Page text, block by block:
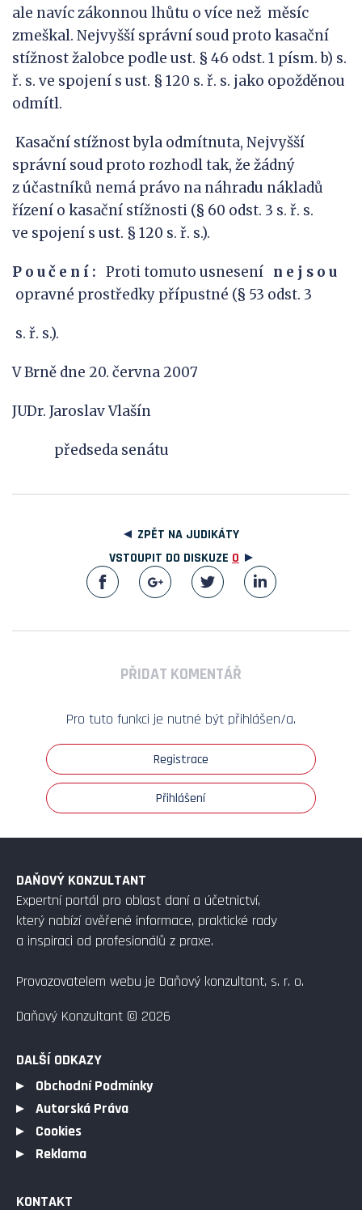
ale navíc zákonnou lhůtu o více než měsíc
zmeškal. Nejvyšší správní soud proto kasační
stížnost žalobce podle ust. § 46 odst. 1 písm. b) s.
ř. s. ve spojení s ust. § 120 s. ř. s. jako opožděnou
odmítl.
Kasační stížnost byla odmítnuta, Nejvyšší
správní soud proto rozhodl tak, že žádný
z účastníků nemá právo na náhradu nákladů
řízení o kasační stížnosti (§ 60 odst. 3 s. ř. s.
ve spojení s ust. § 120 s. ř. s.).
P o u č e n í : Proti tomuto usnesení n e j s o u
opravné prostředky přípustné (§ 53 odst. 3
s. ř. s.).
V Brně dne 20. června 2007
JUDr. Jaroslav Vlašín
předseda senátu
ZPĚT NA JUDIKÁTY
VSTOUPIT DO DISKUZE 0
PŘIDAT KOMENTÁŘ
Pro tuto funkci je nutné být přihlášen/a.
Registrace
Přihlášení
DAŇOVÝ KONZULTANT
Expertní portál pro oblast daní a účetnictví,
který nabízí ověřené informace, praktické rady
a inspiraci od profesionálů z praxe.
Provozovatelem webu je Daňový konzultant, s. r. o.
Daňový Konzultant © 2026
DALŠÍ ODKAZY
Obchodní Podmínky
Autorská Práva
Cookies
Reklama
KONTAKT